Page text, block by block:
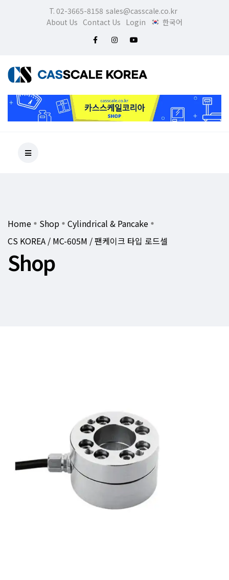
T. 02-3665-8158 sales@casscale.co.kr
About Us Contact Us Login 한국어
Home Shop
Cylindrical & Pancake
CS KOREA / MC-605M / 팬케이크 타입 로드셀
Shop